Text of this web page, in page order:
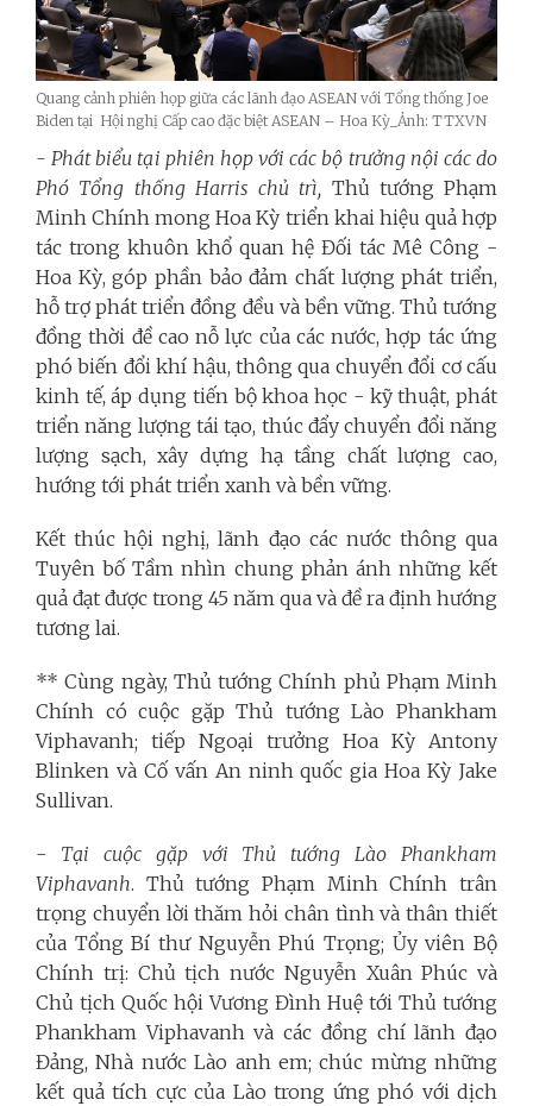
Quang cảnh phiên họp giữa các lãnh đạo ASEAN với Tổng thống Joe
Biden tại Hội nghị Cấp cao đặc biệt ASEAN – Hoa Kỳ_Ảnh: TTXVN
- Phát biểu tại phiên họp với các bộ trưởng nội các do
Phó Tổng thống Harris chủ trì, Thủ tướng Phạm
Minh Chính mong Hoa Kỳ triển khai hiệu quả hợp
tác trong khuôn khổ quan hệ Đối tác Mê Công -
Hoa Kỳ, góp phần bảo đảm chất lượng phát triển,
hỗ trợ phát triển đồng đều và bền vững. Thủ tướng
đồng thời đề cao nỗ lực của các nước, hợp tác ứng
phó biến đổi khí hậu, thông qua chuyển đổi cơ cấu
kinh tế, áp dụng tiến bộ khoa học - kỹ thuật, phát
triển năng lượng tái tạo, thúc đẩy chuyển đổi năng
lượng sạch, xây dựng hạ tầng chất lượng cao,
hướng tới phát triển xanh và bền vững.
Kết thúc hội nghị, lãnh đạo các nước thông qua
Tuyên bố Tầm nhìn chung phản ánh những kết
quả đạt được trong 45 năm qua và đề ra định hướng
tương lai.
** Cùng ngày, Thủ tướng Chính phủ Phạm Minh
Chính có cuộc gặp Thủ tướng Lào Phankham
Viphavanh; tiếp Ngoại trưởng Hoa Kỳ Antony
Blinken và Cố vấn An ninh quốc gia Hoa Kỳ Jake
Sullivan.
- Tại cuộc gặp với Thủ tướng Lào Phankham
Viphavanh. Thủ tướng Phạm Minh Chính trân
trọng chuyển lời thăm hỏi chân tình và thân thiết
của Tổng Bí thư Nguyễn Phú Trọng; Ủy viên Bộ
Chính trị: Chủ tịch nước Nguyễn Xuân Phúc và
Chủ tịch Quốc hội Vương Đình Huệ tới Thủ tướng
Phankham Viphavanh và các đồng chí lãnh đạo
Đảng, Nhà nước Lào anh em; chúc mừng những
kết quả tích cực của Lào trong ứng phó với dịch